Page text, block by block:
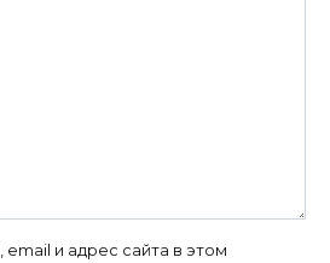
и адрес сайта в этом